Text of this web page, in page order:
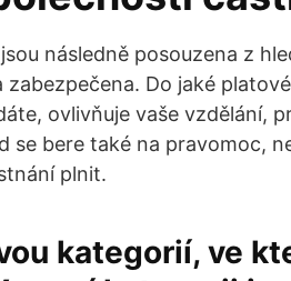
následně posouzena z
zabezpečena. Do jaké
ovlivňuje vaše vzdělání,
se bere také na pravomoc,
plnit.
kategorií, ve